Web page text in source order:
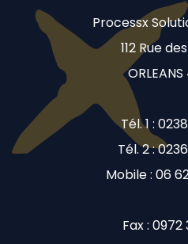
Processx
112 Rue
Tél. 1 :
Tél. 2 :
Mobile : 06
Fax : 0972